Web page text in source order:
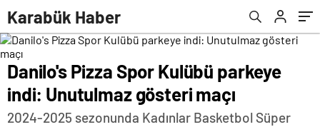
Karabük Haber
Danilo's Pizza Spor Kulübü parkeye
indi: Unutulmaz gösteri maçı
2024-2025 sezonunda Kadınlar Basketbol Süper